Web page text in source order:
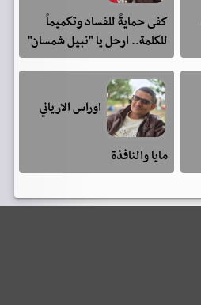
كفى حمايةً للفساد وتكميماً
للكلمة.. ارحل يا "نبيل شمسان"
اوراس الارياني
مايا والنافذة